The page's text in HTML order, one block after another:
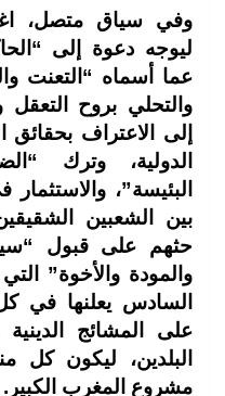
وفي سياق متصل،
ليوجه دعوة إلى
عما أسماه “التعنت
والتحلي بروح التعقل
إلى الاعتراف بحقائق
الدولية، وترك
البئيسة”، والاستثمار
بين الشعبين
حثهم على قبول
والمودة والأخوة”
السادس يعلنها في
على المشائج
البلدين، ليكون كل
مشروع المغرب الكبير.